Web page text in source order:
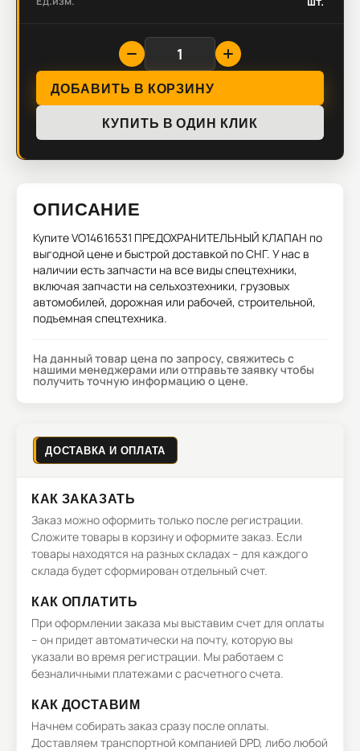
ДОБАВИТЬ В КОРЗИНУ
КУПИТЬ В ОДИН КЛИК
ОПИСАНИЕ
КупитеVO14616531 ПРЕДОХРАНИТЕЛЬНЫЙ КЛАПАН по
выгодной цене и быстрой доставкой по СНГ. У нас в
наличии есть запчасти на все виды спецтехники,
включая запчасти на сельхозтехники, грузовых
автомобилей, дорожная или рабочей, строительной,
подъемная спецтехника.
На данный товар цена по запросу, свяжитесь с
нашими менеджерами или отправьте заявку чтобы
получить точную информацию о цене.
ДОСТАВКА И ОПЛАТА
КАК ЗАКАЗАТЬ
Заказ можно оформить только после регистрации.
Сложите товары в корзину и оформите заказ. Если
товары находятся на разных складах – для каждого
склада будет сформирован отдельный счет.
КАК ОПЛАТИТЬ
При оформлении заказа мы выставим счет для оплаты
– он придет автоматически на почту, которую вы
указали во время регистрации. Мы работаем с
безналичными платежами с расчетного счета.
КАК ДОСТАВИМ
Начнем собирать заказ сразу после оплаты.
Доставляем транспортной компанией DPD, либо любой